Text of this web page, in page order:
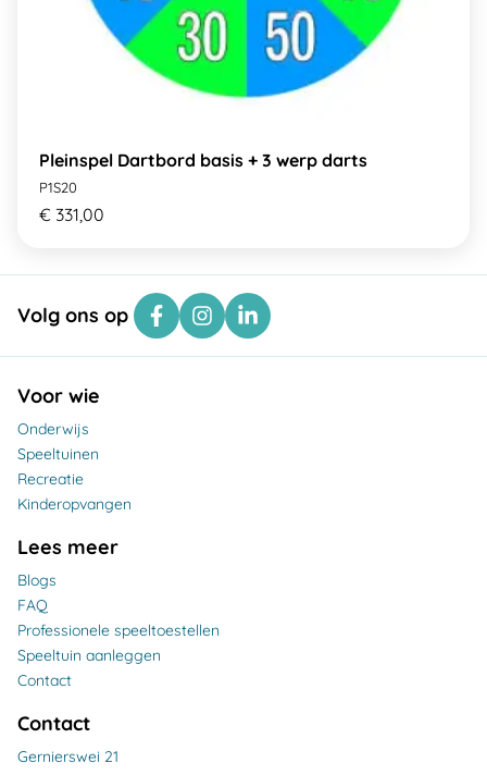
Pleinspel Dartbord basis + 3 werp darts
P1S20
€ 331,00
Volg ons op
Voor wie
Onderwijs
Speeltuinen
Recreatie
Kinderopvangen
Lees meer
Blogs
FAQ
Professionele speeltoestellen
Speeltuin aanleggen
Contact
Contact
Gernierswei 21